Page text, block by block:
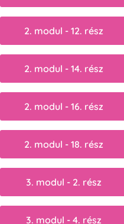
2. modul - 12. rész
2. modul - 14. rész
2. modul - 16. rész
2. modul - 18. rész
3. modul - 2. rész
3. modul - 4. rész